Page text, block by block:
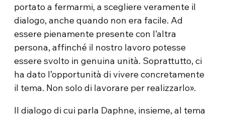
portato a fermarmi, a scegliere veramente il
dialogo, anche quando non era facile. Ad
essere pienamente presente con l’altra
persona, affinché il nostro lavoro potesse
essere svolto in genuina unità. Soprattutto, ci
ha dato l’opportunità di vivere concretamente
il tema. Non solo di lavorare per realizzarlo».
Il dialogo di cui parla Daphne, insieme, al tema